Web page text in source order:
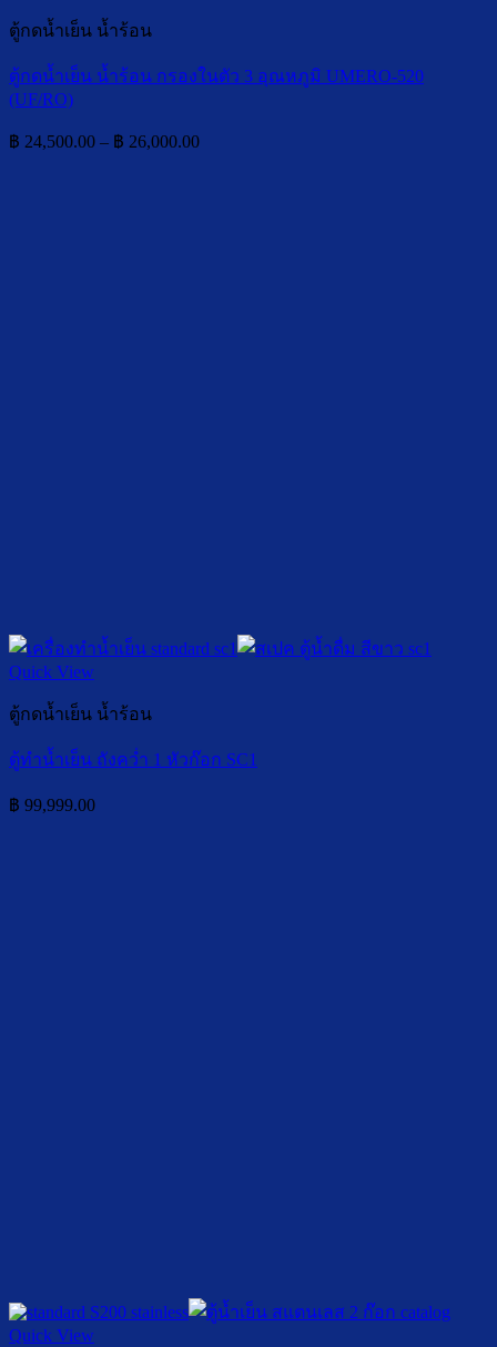
ตู้กดน้ำเย็น น้ำร้อน
ตู้กดน้ำเย็น น้ำร้อน กรองในตัว 3 อุณหภูมิ UMERO-520
(UF/RO)
฿ 24,500.00 – ฿ 26,000.00Price
Quick View
ตู้กดน้ำเย็น น้ำร้อน
ตู้ทำน้ำเย็น ถังคว่ำ 1 หัวก๊อก SC1
฿ 99,999.00
Quick View